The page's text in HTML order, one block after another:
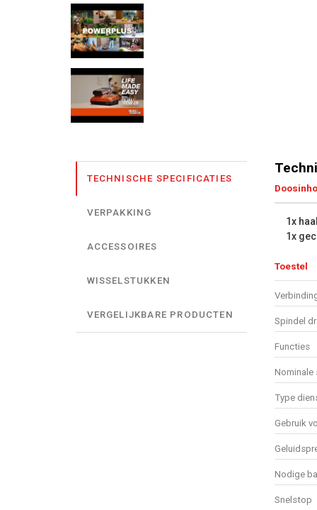
TECHNISCHE SPECIFICATIES
VERPAKKING
ACCESSOIRES
WISSELSTUKKEN
VERGELIJKBARE PRODUCTEN
1x
1x
Toestel
Spindel
Functies
Nominale
Type
Gebruik
Nodige
Snelstop